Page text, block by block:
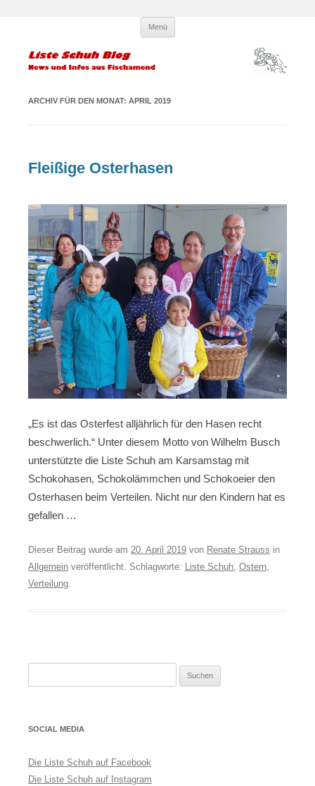
Liste Schuh Blog – KPÖ
Fischamend – Kommunisten und
Parteilose
Infos und News aus Fischamend
Menü
ARCHIV FÜR DEN MONAT: APRIL 2019
Fleißige Osterhasen
„Es ist das Osterfest alljährlich für den Hasen recht
beschwerlich.“ Unter diesem Motto von Wilhelm Busch
unterstützte die Liste Schuh am Karsamstag mit
Schokohasen, Schokolämmchen und Schokoeier den
Osterhasen beim Verteilen. Nicht nur den Kindern hat es
gefallen …
Dieser Beitrag wurde am 20. April 2019 von Renate Strauss in
Allgemein veröffentlicht. Schlagworte: Liste Schuh, Ostern,
Verteilung.
nach:
SOCIAL MEDIA
Die Liste Schuh auf Facebook
Die Liste Schuh auf Instagram